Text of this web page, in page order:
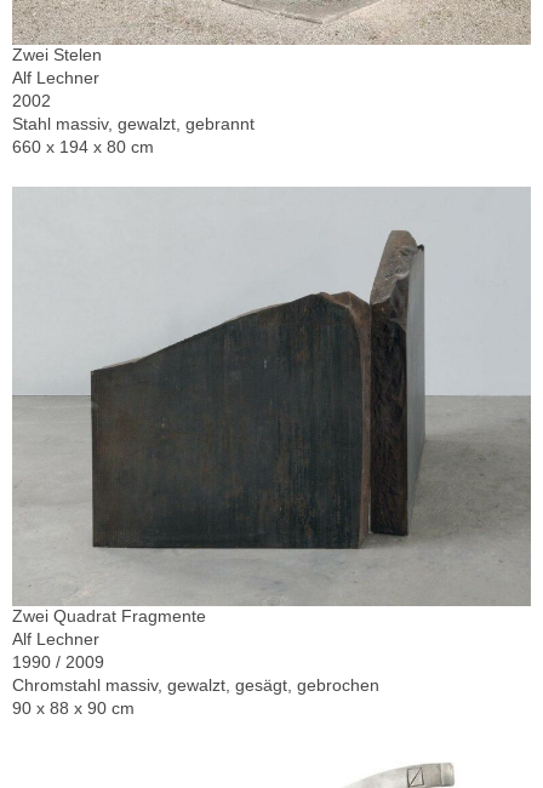
Zwei Stelen
Alf Lechner
2002
Stahl massiv, gewalzt, gebrannt
660 x 194 x 80 cm
Zwei Quadrat Fragmente
Alf Lechner
1990 / 2009
Chromstahl massiv, gewalzt, gesägt, gebrochen
90 x 88 x 90 cm